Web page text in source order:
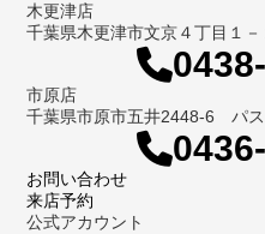
木更津店
千葉県木更津市文京４丁目１－
市原店
千葉県市原市五井2448-6 パ
お問い合わせ
来店予約
公式アカウント